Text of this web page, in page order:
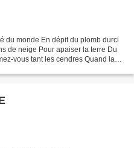
du monde En dépit du plomb durci
de neige Pour apaiser la terre Du
vous tant les cendres Quand la